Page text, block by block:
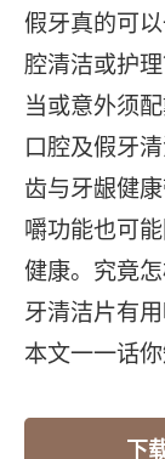
假牙真的可
腔清洁或护
当或意外须
口腔及假牙
齿与牙龈健
嚼功能也可
健康。究竟
牙清洁片有
本文一一话你
下